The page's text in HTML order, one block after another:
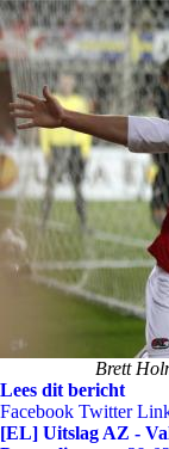
Brett
Lees dit bericht
Facebook Twitter
[EL] Uitslag AZ -